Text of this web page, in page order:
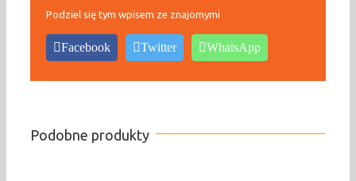
Podziel się tym wpisem ze znajomymi
Facebook Twitter WhatsApp
Podobne produkty